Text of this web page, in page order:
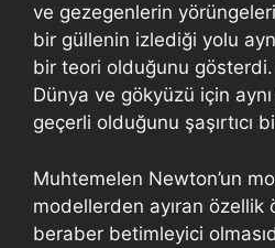
ve gezegenlerin
bir güllenin izlediği yolu
bir teori olduğunu
Dünya ve gökyüzü için
geçerli olduğunu şaşırtıcı
Muhtemelen Newton’un
modellerden ayıran özellik
beraber betimleyici